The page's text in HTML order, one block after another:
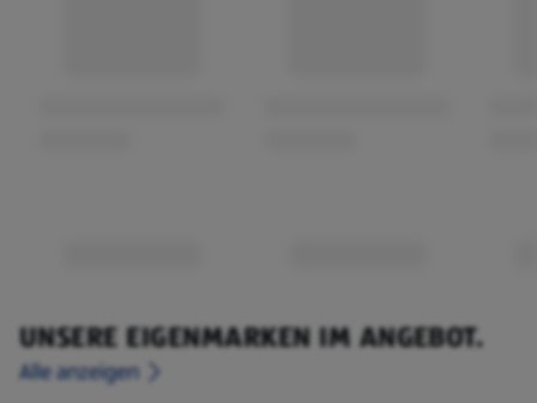
UNSERE EIGENMARKEN IM ANGEBOT.
Alle anzeigen